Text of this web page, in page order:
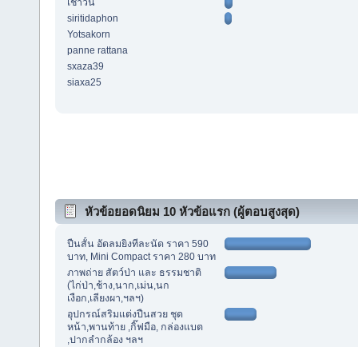
siritidaphon
Yotsakorn
panne rattana
sxaza39
siaxa25
หัวข้อยอดนิยม 10 หัวข้อแรก (ผู้ตอบสูงสุด)
ปืนสั้น อัดลมยิงทีละนัด ราคา 590
บาท, Mini Compact ราคา 280 บาท
ภาพถ่าย สัตว์ป่า และ ธรรมชาติ
(ไก่ป่า,ช้าง,นาก,เม่น,นก
เงือก,เลียงผา,ฯลฯ)
อุปกรณ์สริมแต่งปืนสวย ชุด
หน้า,พานท้าย ,กิ๊ฟมือ, กล่องแบต
,ปากลำกล้อง ฯลฯ